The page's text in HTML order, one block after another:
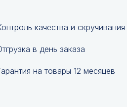
качества и скручивания
в день заказа
на товары 12 месяцев